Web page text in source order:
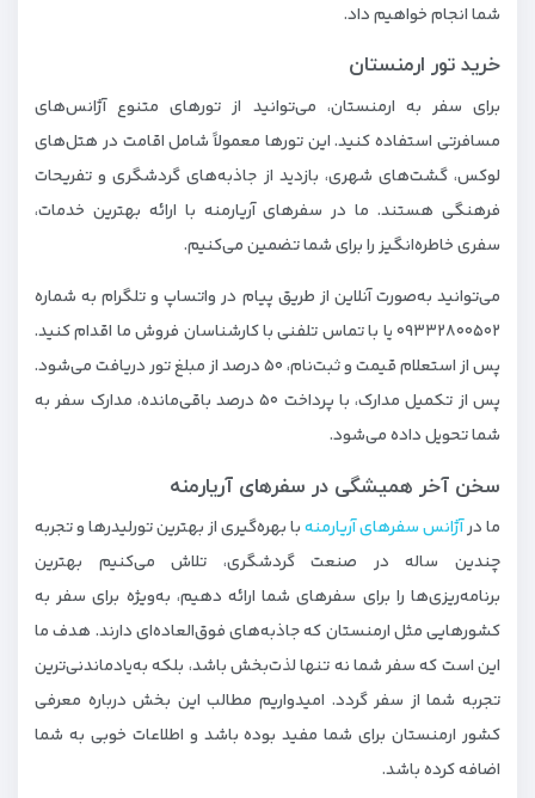
شما انجام خواهیم داد.
خرید تور ارمنستان
برای سفر به ارمنستان، می‌توانید از تورهای متنوع آژانس‌های
مسافرتی استفاده کنید. این تورها معمولاً شامل اقامت در هتل‌های
لوکس، گشت‌های شهری، بازدید از جاذبه‌های گردشگری و تفریحات
فرهنگی هستند. ما در سفرهای آریارمنه با ارائه بهترین خدمات،
سفری خاطره‌انگیز را برای شما تضمین می‌کنیم.
می‌توانید به‌صورت آنلاین از طریق پیام در واتساپ و تلگرام به شماره
۰۹۳۳۲۸۰۰۵۰۲ یا با تماس تلفنی با کارشناسان فروش ما اقدام کنید.
پس از استعلام قیمت و ثبت‌نام، ۵۰ درصد از مبلغ تور دریافت می‌شود.
پس از تکمیل مدارک، با پرداخت ۵۰ درصد باقی‌مانده، مدارک سفر به
شما تحویل داده می‌شود.
سخن آخر همیشگی در سفرهای آریارمنه
ما درآژانس سفرهای آریارمنهبا بهره‌گیری از بهترین تورلیدرها و تجربه
چندین ساله در صنعت گردشگری، تلاش می‌کنیم بهترین
برنامه‌ریزی‌ها را برای سفرهای شما ارائه دهیم، به‌ویژه برای سفر به
کشورهایی مثل ارمنستان که جاذبه‌های فوق‌العاده‌ای دارند. هدف ما
این است که سفر شما نه تنها لذت‌بخش باشد، بلکه به‌یادماندنی‌ترین
تجربه شما از سفر گردد. امیدواریم مطالب این بخش درباره معرفی
کشور ارمنستان برای شما مفید بوده باشد و اطلاعات خوبی به شما
اضافه کرده باشد.